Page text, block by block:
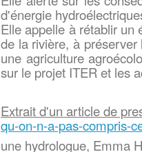
d'énergie
Elle appelle à rétablir un
de la rivière, à
une agriculture
sur le projet ITER et les
Extrait d'un article de
qu-on-n-a-pas-compris-
une hydrologue, Emma